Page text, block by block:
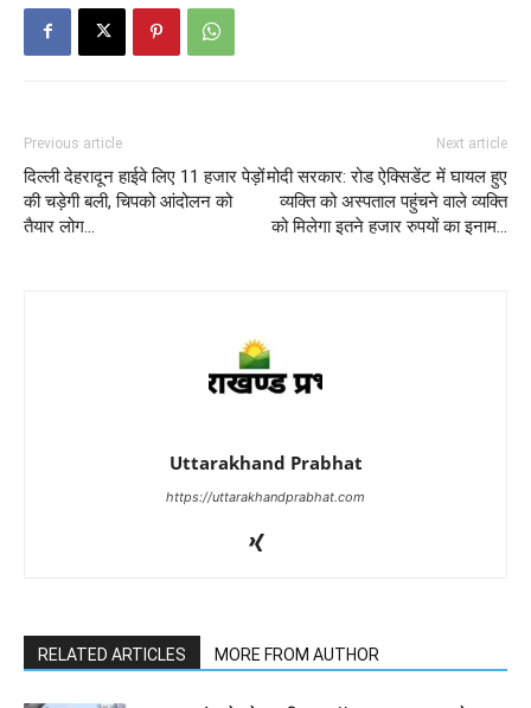
Previous article
दिल्ली देहरादून हाईवे लिए 11 हजार पेड़ों
की चड़ेगी बली, चिपको आंदोलन को
तैयार लोग…
Next article
मोदी सरकार: रोड ऐक्सिडेंट में घायल हुए
व्यक्ति को अस्पताल पहुंचने वाले व्यक्ति
को मिलेगा इतने हजार रुपयों का इनाम…
Uttarakhand Prabhat
https://uttarakhandprabhat.com
RELATED ARTICLES MORE FROM AUTHOR